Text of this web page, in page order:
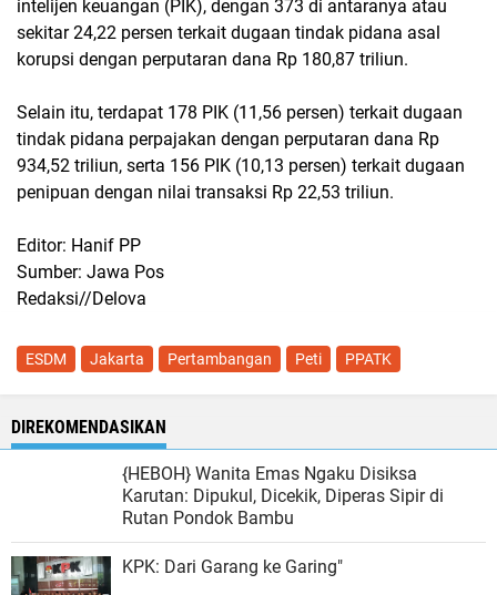
intelijen keuangan (PIK), dengan 373 di antaranya atau
sekitar 24,22 persen terkait dugaan tindak pidana asal
korupsi dengan perputaran dana Rp 180,87 triliun.
Selain itu, terdapat 178 PIK (11,56 persen) terkait dugaan
tindak pidana perpajakan dengan perputaran dana Rp
934,52 triliun, serta 156 PIK (10,13 persen) terkait dugaan
penipuan dengan nilai transaksi Rp 22,53 triliun.
Editor: Hanif PP
Sumber: Jawa Pos
Redaksi//Delova
ESDM Jakarta Pertambangan Peti PPATK
DIREKOMENDASIKAN
{HEBOH} Wanita Emas Ngaku Disiksa
Karutan: Dipukul, Dicekik, Diperas Sipir di
Rutan Pondok Bambu
KPK: Dari Garang ke Garing"